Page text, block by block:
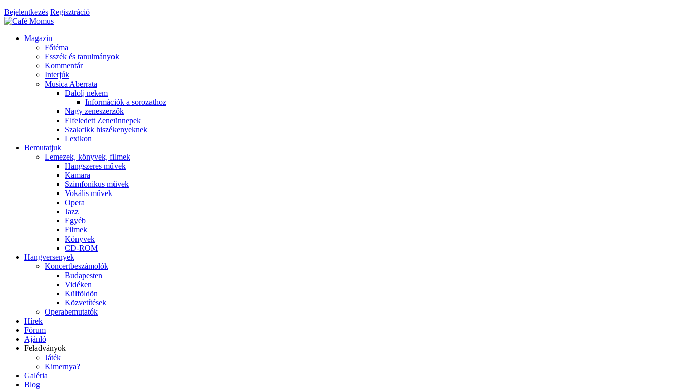
Bejelentkezés Regisztráció
Magazin
Főtéma
Esszék és tanulmányok
Kommentár
Interjúk
Musica Aberrata
Dalolj nekem
Információk a sorozathoz
Nagy zeneszerzők
Elfeledett Zeneünnepek
Szakcikk hiszékenyeknek
Lexikon
Bemutatjuk
Lemezek, könyvek, filmek
Hangszeres művek
Kamara
Szimfonikus művek
Vokális művek
Opera
Jazz
Egyéb
Filmek
Könyvek
CD-ROM
Hangversenyek
Koncertbeszámolók
Budapesten
Vidéken
Külföldön
Közvetítések
Operabemutatók
Hírek
Fórum
Ajánló
Feladványok
Játék
Kimernya?
Galéria
Blog